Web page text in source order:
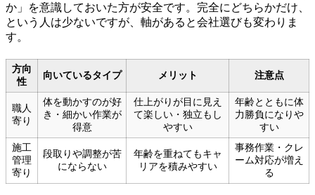
か」を意識しておいた方が安全です。完全にどちらかだけ、
という人は少ないですが、軸があると会社選びも変わりま
す。
方向
性
向いているタイプ メリット 注意点
職人
寄り
体を動かすのが好
き・細かい作業が
得意
仕上がりが目に見え
て楽しい・独立もし
やすい
年齢とともに体
力勝負になりや
すい
施工
管理
寄り
段取りや調整が苦
にならない
年齢を重ねてもキャ
リアを積みやすい
事務作業・クレ
ーム対応が増え
る